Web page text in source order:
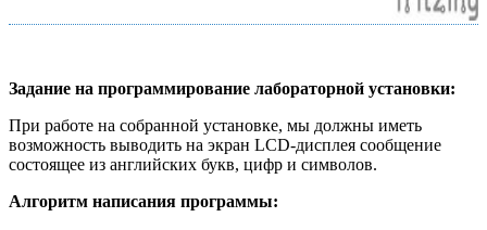
Задание на программирование лабораторной установки:
При работе на собранной установке, мы должны иметь
возможность выводить на экран LCD-дисплея сообщение
состоящее из английских букв, цифр и символов.
Алгоритм написания программы: